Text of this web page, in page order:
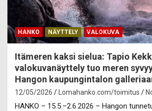
HANKO NÄYTTELY VALOKUVA
Itämeren kaksi sielua: Tapio
valokuvanäyttely tuo meren
Hangon kaupungintalon
12/05/2026 Lomahanko.com/toimitus
HANKO – 15.5.–2.6.2026 – Hangon